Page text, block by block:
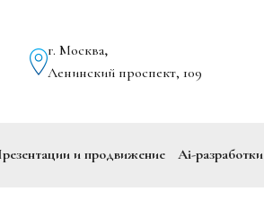
г. Москва,
Ленинский проспект, 109
и продвижение Ai-разработки